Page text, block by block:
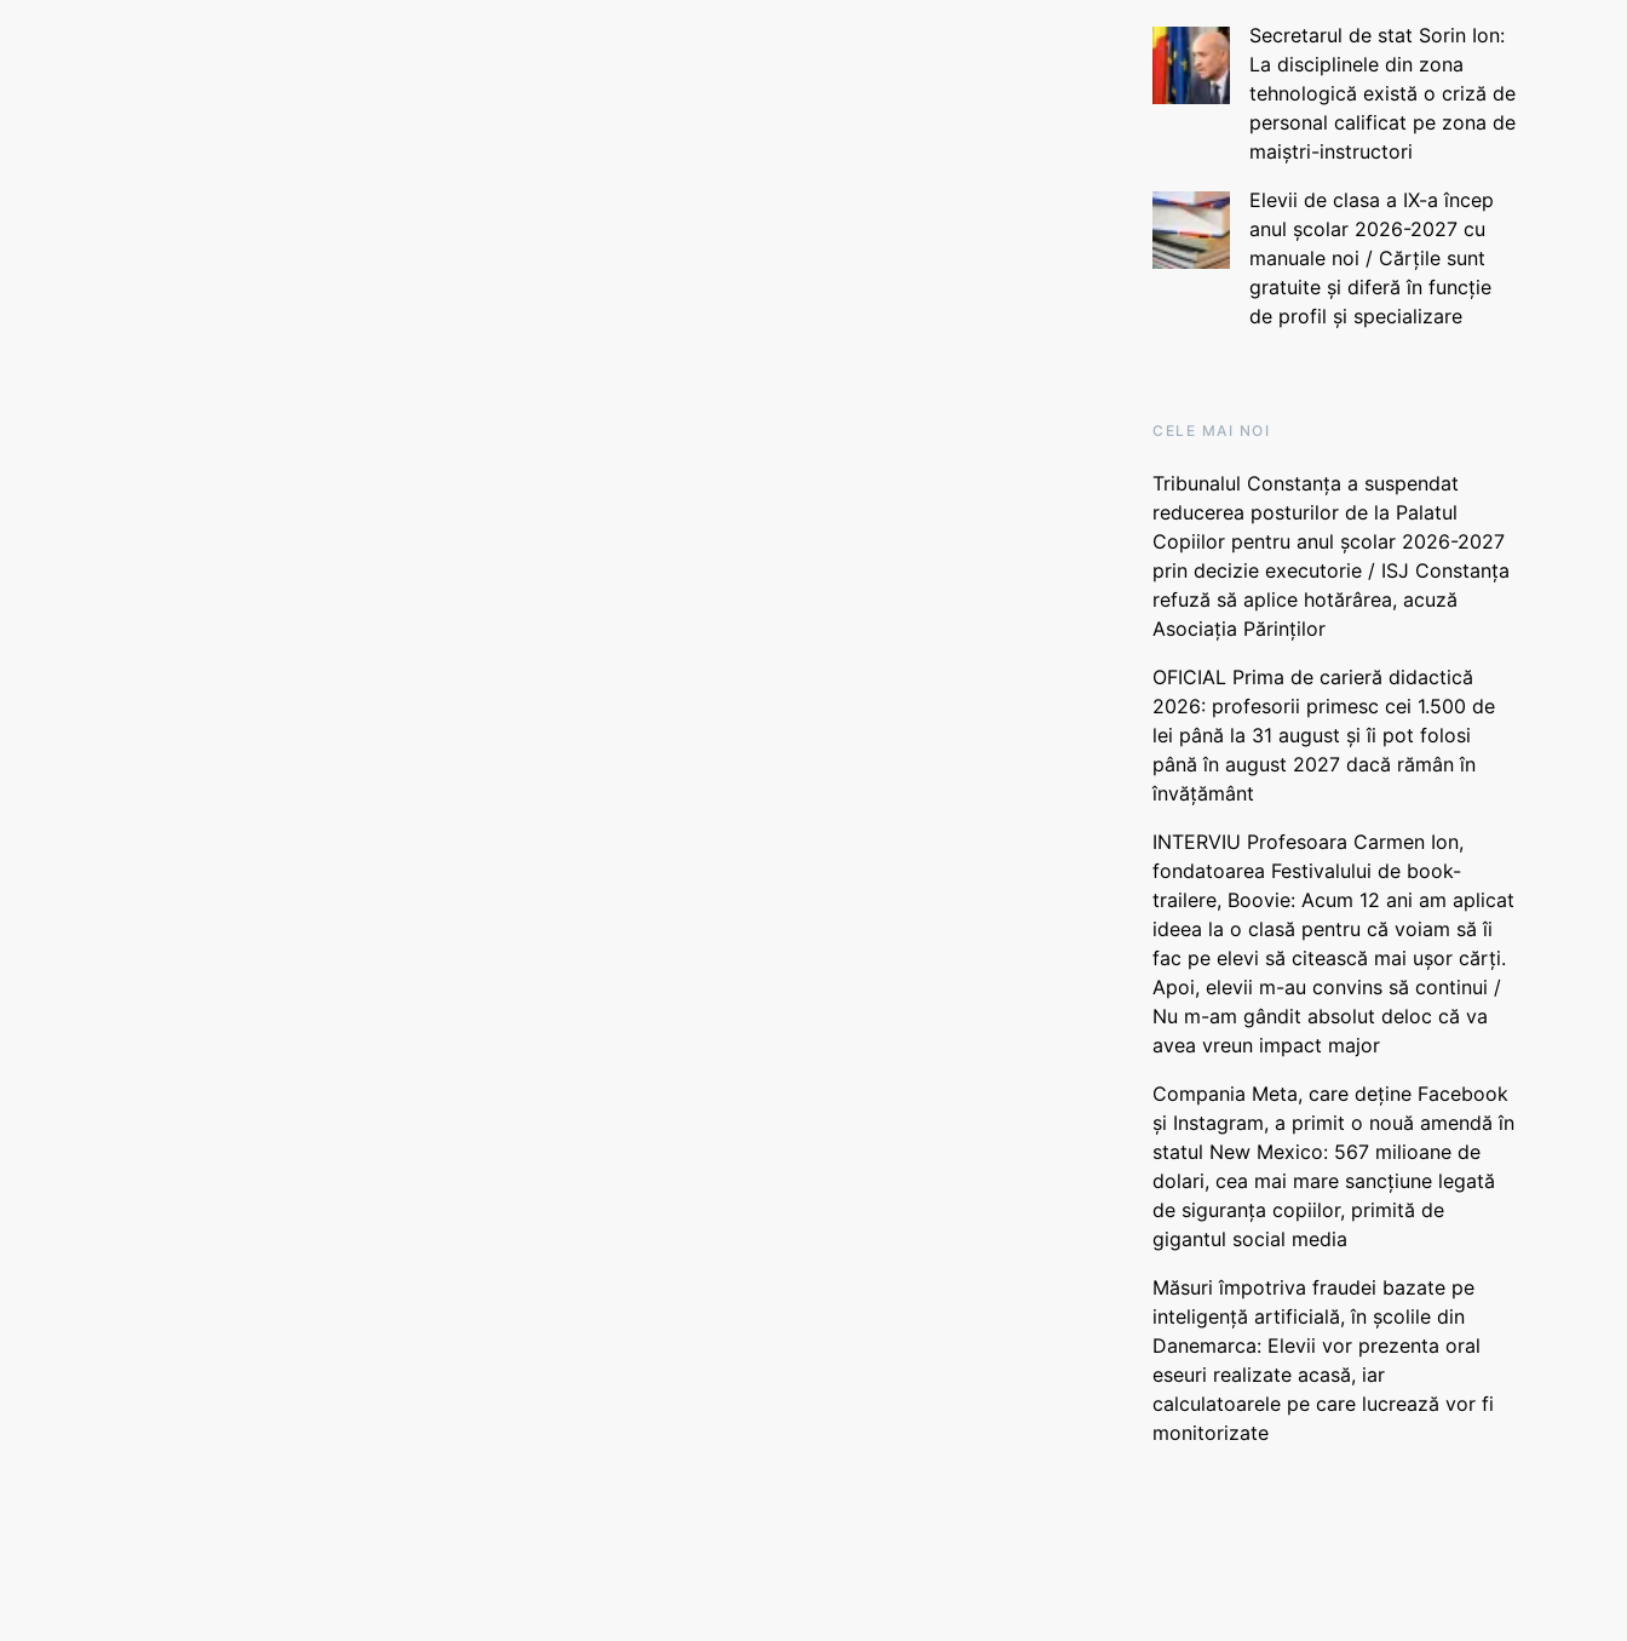
Secretarul de stat Sorin Ion:
La disciplinele din zona
tehnologică există o criză de
personal calificat pe zona de
maiștri-instructori
Elevii de clasa a IX-a încep
anul școlar 2026-2027 cu
manuale noi / Cărțile sunt
gratuite și diferă în funcție
de profil și specializare
CELE MAI NOI
Tribunalul Constanța a suspendat
reducerea posturilor de la Palatul
Copiilor pentru anul școlar 2026-2027
prin decizie executorie / ISJ Constanța
refuză să aplice hotărârea, acuză
Asociația Părinților
OFICIAL Prima de carieră didactică
2026: profesorii primesc cei 1.500 de
lei până la 31 august și îi pot folosi
până în august 2027 dacă rămân în
învățământ
INTERVIU Profesoara Carmen Ion,
fondatoarea Festivalului de book-
trailere, Boovie: Acum 12 ani am aplicat
ideea la o clasă pentru că voiam să îi
fac pe elevi să citească mai ușor cărți.
Apoi, elevii m-au convins să continui /
Nu m-am gândit absolut deloc că va
avea vreun impact major
Compania Meta, care deține Facebook
și Instagram, a primit o nouă amendă în
statul New Mexico: 567 milioane de
dolari, cea mai mare sancțiune legată
de siguranța copiilor, primită de
gigantul social media
Măsuri împotriva fraudei bazate pe
inteligență artificială, în școlile din
Danemarca: Elevii vor prezenta oral
eseuri realizate acasă, iar
calculatoarele pe care lucrează vor fi
monitorizate